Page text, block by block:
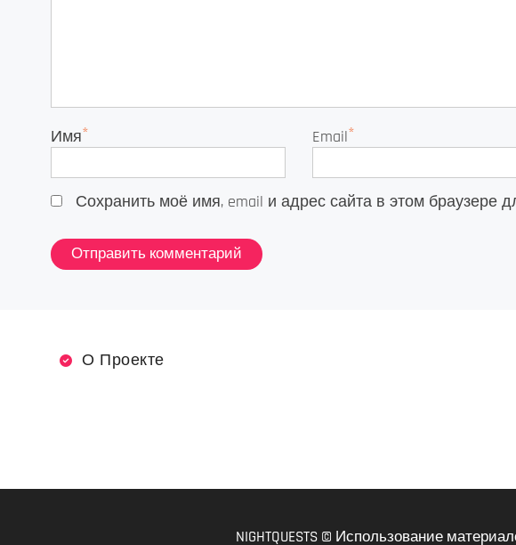
Имя* Email*
Сохранить моё имя, email и адрес сайта в этом
О Проекте
NIGHTQUESTS © Использование